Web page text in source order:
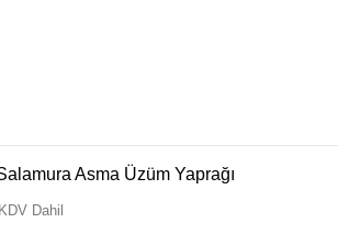
Asma Üzüm Yaprağı
KDV Dahil